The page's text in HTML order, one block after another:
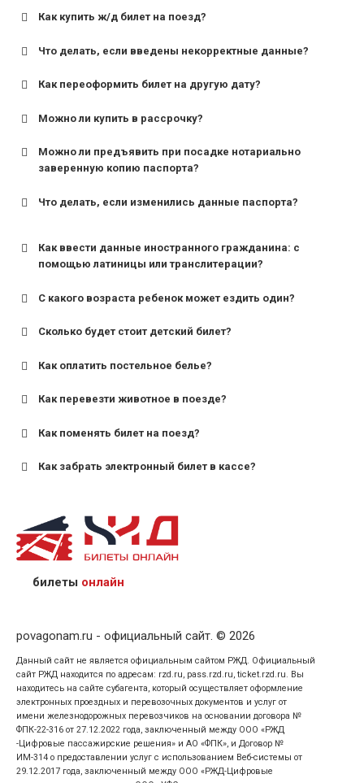
Как купить ж/д билет на поезд?
Что делать, если введены некорректные данные?
Как переоформить билет на другую дату?
Можно ли купить в рассрочку?
Можно ли предъявить при посадке нотариально
заверенную копию паспорта?
Что делать, если изменились данные паспорта?
Как ввести данные иностранного гражданина: с
помощью латиницы или транслитерации?
С какого возраста ребенок может ездить один?
для поездов дальнего следования — от 10 лет и
для пригородных поездов — от 7 лет.
Сколько будет стоит детский билет?
Как оплатить постельное белье?
Как перевезти животное в поезде?
Как поменять билет на поезд?
Как забрать электронный билет в кассе?
назвав кассиру 14-значный номер заказа;
предъявив удостоверение личности пассажира, на
кого оформлен билет.
билеты онлайн
povagonam.ru - официальный сайт. © 2026
Данный сайт не является официальным сайтом РЖД. Официальный
сайт РЖД находится по адресам: rzd.ru, pass.rzd.ru, ticket.rzd.ru. Вы
находитесь на сайте субагента, который осуществляет оформление
электронных проездных и перевозочных документов и услуг от
имени железнодорожных перевозчиков на основании договора №
ФПК-22-316 от 27.12.2022 года, заключенный между ООО «РЖД
-Цифровые пассажирские решения» и АО «ФПК», и Договор №
ИМ-314 о предоставлении услуг с использованием Веб-системы от
29.12.2017 года, заключенный между ООО «РЖД-Цифровые